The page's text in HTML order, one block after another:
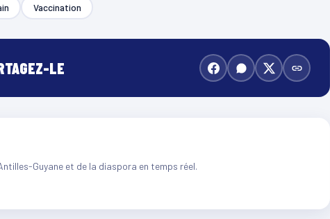
Vaccination
LE
Guyane et de la diaspora en temps réel.